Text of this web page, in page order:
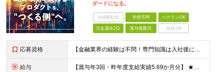
ダードになる。
未経験歓迎 学歴不問 ベテランOK
完全週休2日 賞与複数月 面接1回
応募資格 【金融業界の経験は不問！専門知識は入社後に学べます】 ◎学歴不問 ◎システム開発の実務経験をお持ちの方 └3年以上・Java、C#いずれかの使用経験をお持ちの方を想定しております 【以下のような方は
給与 【賞与年3回・昨年度支給実績5.69か月分】 ★想定年収500万円～ ★前職給与考慮あり 月給27万円～59万円 +残業代全額支給(1分単位、監督職以下) +人事評価による賞与年2回（4月/10月）